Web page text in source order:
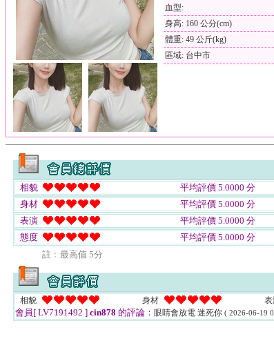
血型:
身高: 160 公分(cm)
體重: 49 公斤(kg)
區域: 台中市
相貌
平均評價 5.0000 分
身材
平均評價 5.0000 分
表演
平均評價 5.0000 分
態度
平均評價 5.0000 分
註﹕最高值 5分
相貌 身材 表
會員[ LV7191492 ] cin878 的評論： 眼睛會放電 迷死你 ( 2026-06-19